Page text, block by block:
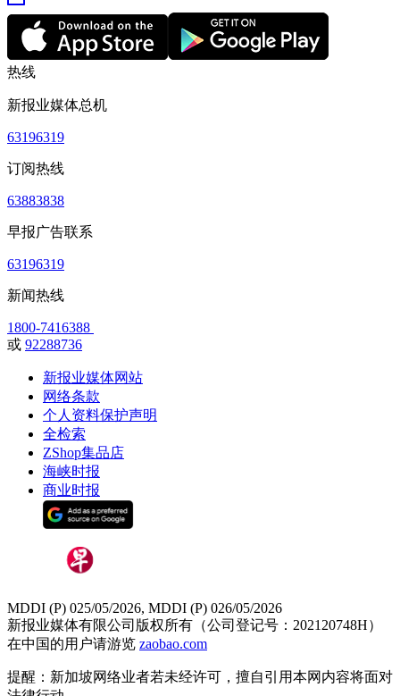
热线
新报业媒体总机
63196319
订阅热线
63883838
早报广告联系
63196319
新闻热线
1800-7416388
或 92288736
新报业媒体网站
网络条款
个人资料保护声明
全检索
ZShop集品店
海峡时报
商业时报
MDDI (P) 025/05/2026, MDDI (P) 026/05/2026
新报业媒体有限公司版权所有（公司登记号：202120748H）
在中国的用户请游览 zaobao.com
提醒：新加坡网络业者若未经许可，擅自引用本网内容将面对